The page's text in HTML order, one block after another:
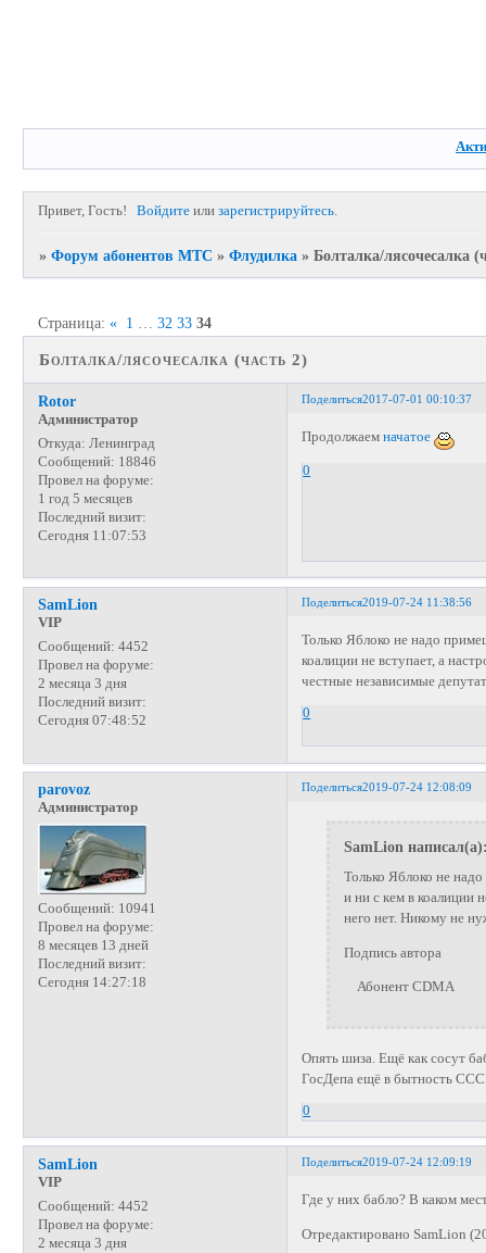
Привет, Гость! Войдите илизарегистрируйтесь.
»Форум абонентов МТС »Флудилка »Болталка/лясочесалка
Болталка/лясочесалка (часть 2)
Страница:« 1 32 33 34
Поделиться2017-07-01 00:10:37
Rotor
Администратор
Откуда: Ленинград
Сообщений: 18846
Провел на форуме:
1 год 5 месяцев
Последний визит:
Сегодня 11:07:53
Продолжаемначатое
0
Поделиться2019-07-24 11:38:56
SamLion
VIP
Сообщений: 4452
Провел на форуме:
2 месяца 3 дня
Последний визит:
Сегодня 07:48:52
Только Яблоко не надо
коалиции не вступает, а
честные независимые
0
Поделиться2019-07-24 12:08:09
parovoz
Администратор
Сообщений: 10941
Провел на форуме:
8 месяцев 13 дней
Последний визит:
Сегодня 14:27:18
SamLion
Только Яблоко не
и ни с кем в коалиции
него нет. Никому не
Подпись автора
Абонент CDMA
Опять шиза. Ещё как сосут
ГосДепа ещё в бытность
0
Поделиться2019-07-24 12:09:19
SamLion
VIP
Сообщений: 4452
Провел на форуме:
2 месяца 3 дня
Где у них бабло? В каком
Отредактировано SamLion